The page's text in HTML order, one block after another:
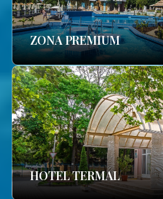
ZONA PREMIUM
HOTEL TERMAL